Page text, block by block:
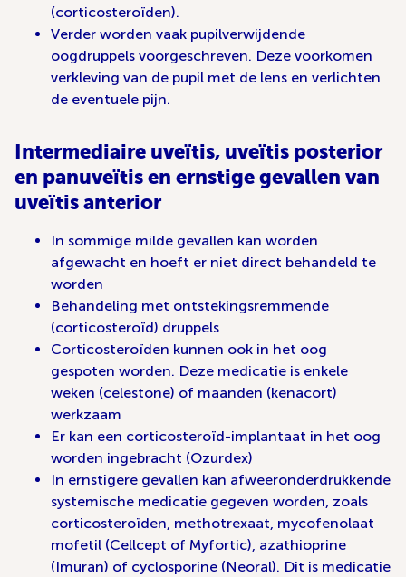
(corticosteroïden).
Verder worden vaak pupilverwijdende
oogdruppels voorgeschreven. Deze voorkomen
verkleving van de pupil met de lens en verlichten
de eventuele pijn.
Intermediaire uveïtis, uveïtis posterior
en panuveïtis en ernstige gevallen van
uveïtis anterior
In sommige milde gevallen kan worden
afgewacht en hoeft er niet direct behandeld te
worden
Behandeling met ontstekingsremmende
(corticosteroïd) druppels
Corticosteroïden kunnen ook in het oog
gespoten worden. Deze medicatie is enkele
weken (celestone) of maanden (kenacort)
werkzaam
Er kan een corticosteroïd-implantaat in het oog
worden ingebracht (Ozurdex)
In ernstigere gevallen kan afweeronderdrukkende
systemische medicatie gegeven worden, zoals
corticosteroïden, methotrexaat, mycofenolaat
mofetil (Cellcept of Myfortic), azathioprine
(Imuran) of cyclosporine (Neoral). Dit is medicatie